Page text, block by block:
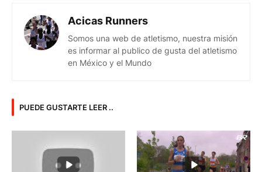
Acicas Runners
Somos una web de atletismo, nuestra misión
es informar al publico de gusta del atletismo
en México y el Mundo
PUEDE GUSTARTE LEER ..